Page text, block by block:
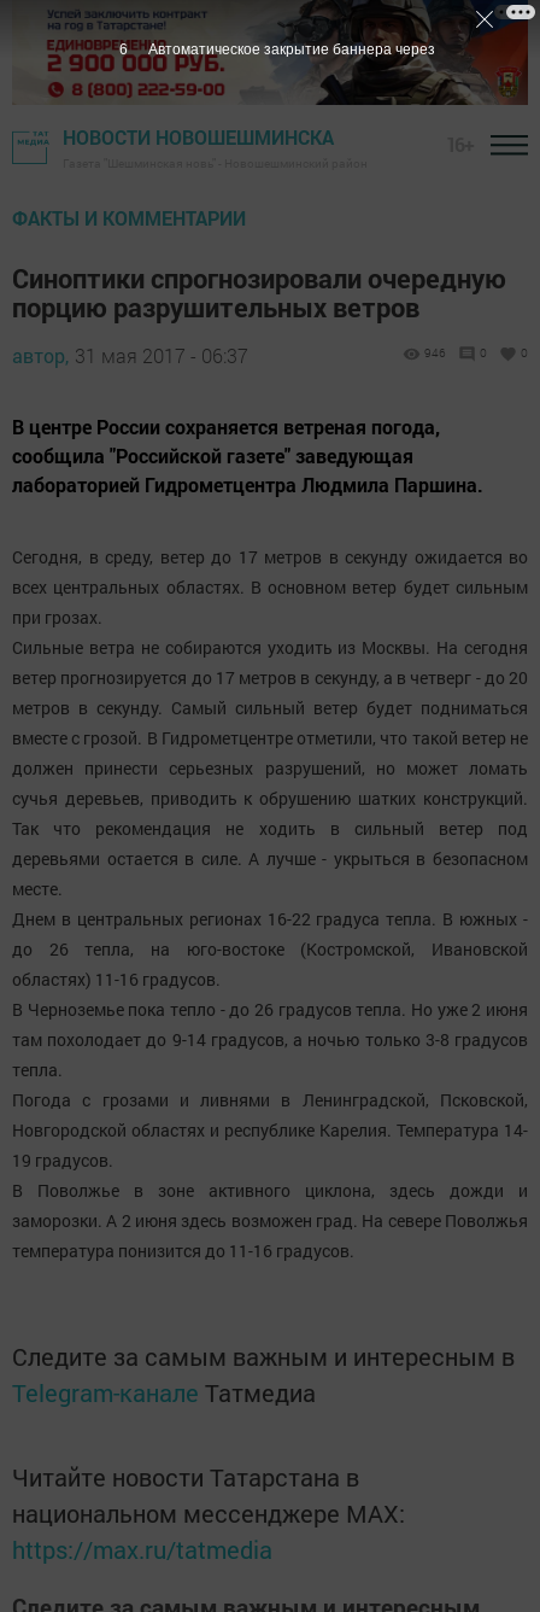
НОВОСТИ НОВОШЕШМИНСКА
ФАКТЫ И КОММЕНТАРИИ
Синоптики спрогнозировали очередную
порцию разрушительных ветров
автор, 31 мая 2017 - 06:37 946 0 0
В центре России сохраняется ветреная погода,
сообщила "Российской газете" заведующая
лабораторией Гидрометцентра Людмила Паршина.
Сегодня, в среду, ветер до 17 метров в секунду ожидается во
всех центральных областях. В основном ветер будет сильным
при грозах.
Сильные ветра не собираются уходить из Москвы. На сегодня
ветер прогнозируется до 17 метров в секунду, а в четверг - до 20
метров в секунду. Самый сильный ветер будет подниматься
вместе с грозой. В Гидрометцентре отметили, что такой ветер не
должен принести серьезных разрушений, но может ломать
сучья деревьев, приводить к обрушению шатких конструкций.
Так что рекомендация не ходить в сильный ветер под
деревьями остается в силе. А лучше - укрыться в безопасном
месте.
Днем в центральных регионах 16-22 градуса тепла. В южных -
до 26 тепла, на юго-востоке (Костромской, Ивановской
областях) 11-16 градусов.
В Черноземье пока тепло - до 26 градусов тепла. Но уже 2 июня
там похолодает до 9-14 градусов, а ночью только 3-8 градусов
тепла.
Погода с грозами и ливнями в Ленинградской, Псковской,
Новгородской областях и республике Карелия. Температура 14-
19 градусов.
В Поволжье в зоне активного циклона, здесь дожди и
заморозки. А 2 июня здесь возможен град. На севере Поволжья
температура понизится до 11-16 градусов.
Следите за самым важным и интересным в
Telegram-канале Татмедиа
Читайте новости Татарстана в
национальном мессенджере MАХ:
https://max.ru/tatmedia
5 Автоматическое закрытие баннера через